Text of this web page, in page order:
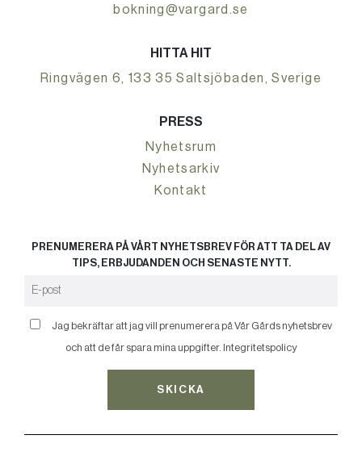
bokning@vargard.se
HITTA HIT
Ringvägen 6, 133 35 Saltsjöbaden, Sverige
PRESS
Nyhetsrum
Nyhetsarkiv
Kontakt
PRENUMERERA PÅ VÅRT NYHETSBREV FÖR ATT TA DEL AV
TIPS, ERBJUDANDEN OCH SENASTE NYTT.
Jag bekräftar att jag vill prenumerera på Vår Gårds nyhetsbrev
och att de får spara mina uppgifter. Integritetspolicy
SKICKA